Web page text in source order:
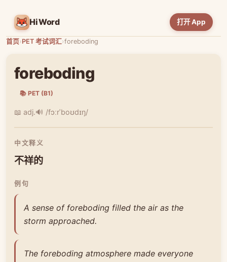
HiWord 打开 App
首页›PET 考试词汇›foreboding
foreboding
📚 PET (B1)
📖 adj.🔊 /fɔːrˈboʊdɪŋ/
中文释义
不祥的
例句
A sense of foreboding filled the air as the
storm approached.
The foreboding atmosphere made everyone